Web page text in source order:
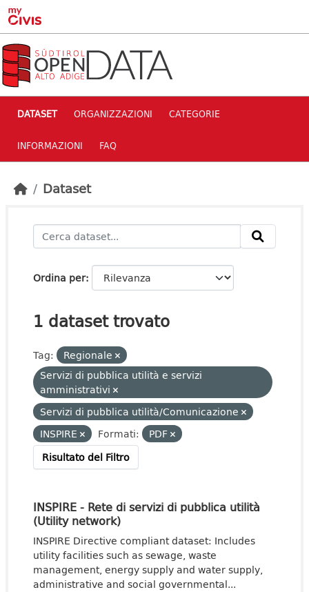
Skip to main content
DATASET ORGANIZZAZIONI CATEGORIE
INFORMAZIONI FAQ
Dataset
Ordina per
1 dataset trovato
Tag:
Regionale
Servizi di pubblica utilità e servizi
amministrativi
Servizi di pubblica utilità/Comunicazione
INSPIRE
Formati:
PDF
Risultato del Filtro
INSPIRE - Rete di servizi di pubblica utilità
(Utility network)
INSPIRE Directive compliant dataset: Includes
utility facilities such as sewage, waste
management, energy supply and water supply,
administrative and social governmental...